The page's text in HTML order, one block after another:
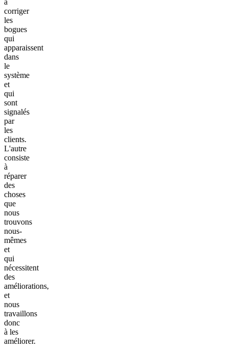
à
corriger
les
bogues
qui
apparaissent
dans
le
système
et
qui
sont
signalés
par
les
clients.
L'autre
consiste
à
réparer
des
choses
que
nous
trouvons
nous-
mêmes
et
qui
nécessitent
des
améliorations,
et
nous
travaillons
donc
à les
améliorer.